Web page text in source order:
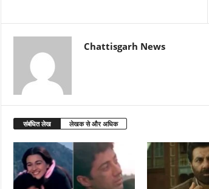
Chattisgarh News
संबंधित लेख लेखक से और अधिक